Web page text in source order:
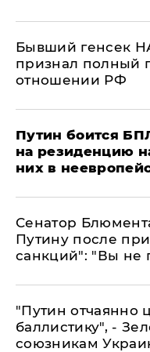
Бывший генсек
признал полный
отношении РФ
Путин боится
на резиденцию
них в
Сенатор
Путину после
санкций": "Вы не
"Путин отчаянно
баллистику", -
союзникам